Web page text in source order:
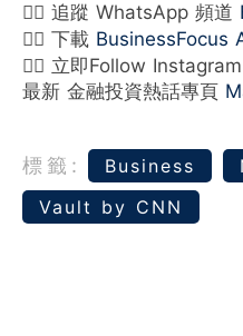
👉🏻 追蹤 WhatsApp 頻道
👉🏻 下載 BusinessFocus
👉🏻 立即Follow Instagram
最新 金融投資熱話專頁
標籤: Business
Vault by CNN